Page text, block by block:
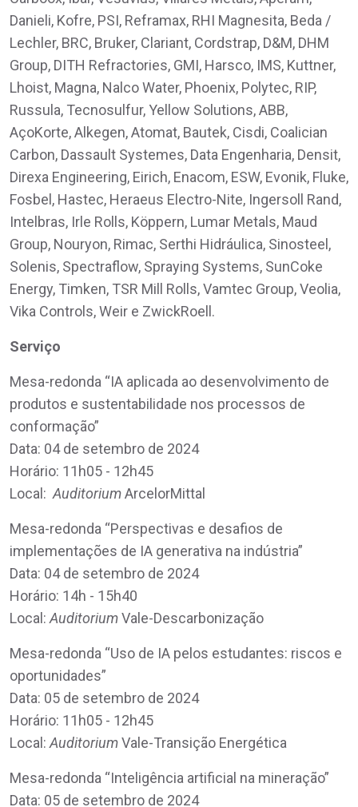
Danieli, Kofre, PSI, Reframax, RHI Magnesita, Beda /
Lechler, BRC, Bruker, Clariant, Cordstrap, D&M, DHM
Group, DITH Refractories, GMI, Harsco, IMS, Kuttner,
Lhoist, Magna, Nalco Water, Phoenix, Polytec, RIP,
Russula, Tecnosulfur, Yellow Solutions, ABB,
AçoKorte, Alkegen, Atomat, Bautek, Cisdi, Coalician
Carbon, Dassault Systemes, Data Engenharia, Densit,
Direxa Engineering, Eirich, Enacom, ESW, Evonik, Fluke,
Fosbel, Hastec, Heraeus Electro-Nite, Ingersoll Rand,
Intelbras, Irle Rolls, Köppern, Lumar Metals, Maud
Group, Nouryon, Rimac, Serthi Hidráulica, Sinosteel,
Solenis, Spectraflow, Spraying Systems, SunCoke
Energy, Timken, TSR Mill Rolls, Vamtec Group, Veolia,
Vika Controls, Weir e ZwickRoell.
Serviço
Mesa-redonda “IA aplicada ao desenvolvimento de
produtos e sustentabilidade nos processos de
conformação”
Data: 04 de setembro de 2024
Horário: 11h05 - 12h45
Local: AuditoriumArcelorMittal
Mesa-redonda “Perspectivas e desafios de
implementações de IA generativa na indústria”
Data: 04 de setembro de 2024
Horário: 14h - 15h40
Local: AuditoriumVale-Descarbonização
Mesa-redonda “Uso de IA pelos estudantes: riscos e
oportunidades”
Data: 05 de setembro de 2024
Horário: 11h05 - 12h45
Local: AuditoriumVale-Transição Energética
Mesa-redonda “Inteligência artificial na mineração”
Data: 05 de setembro de 2024